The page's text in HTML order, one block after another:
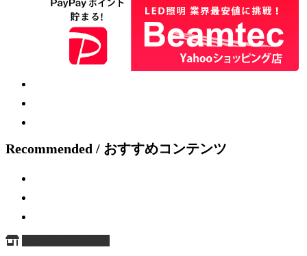
Recommended / おすすめコンテンツ